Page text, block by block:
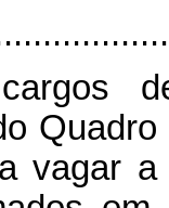
vagar